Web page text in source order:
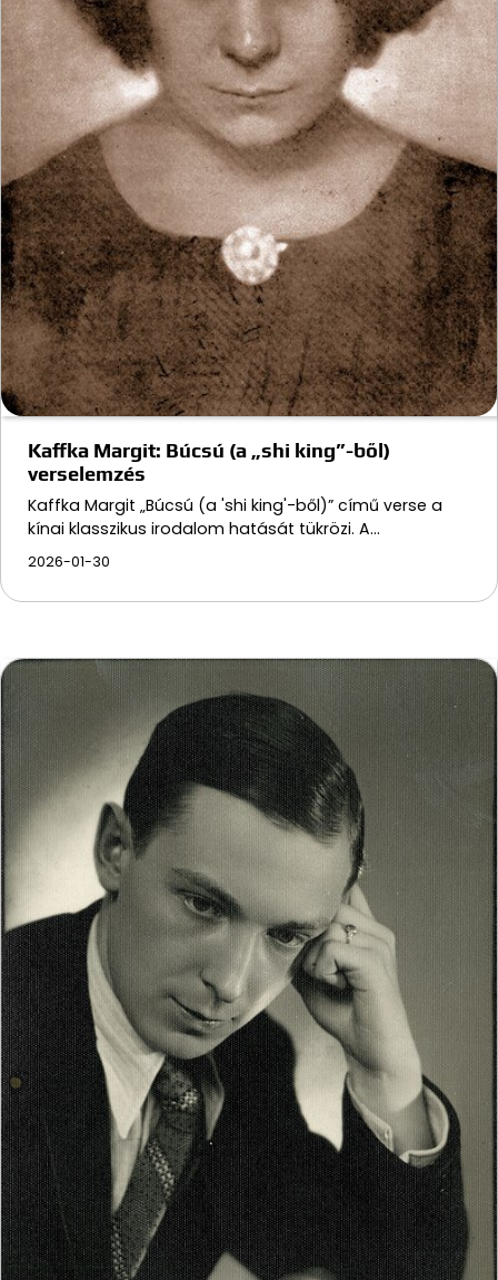
Kaffka Margit: Búcsú (a „shi king”-ből)
verselemzés
Kaffka Margit „Búcsú (a 'shi king'-ből)” című verse a
kínai klasszikus irodalom hatását tükrözi. A…
2026-01-30